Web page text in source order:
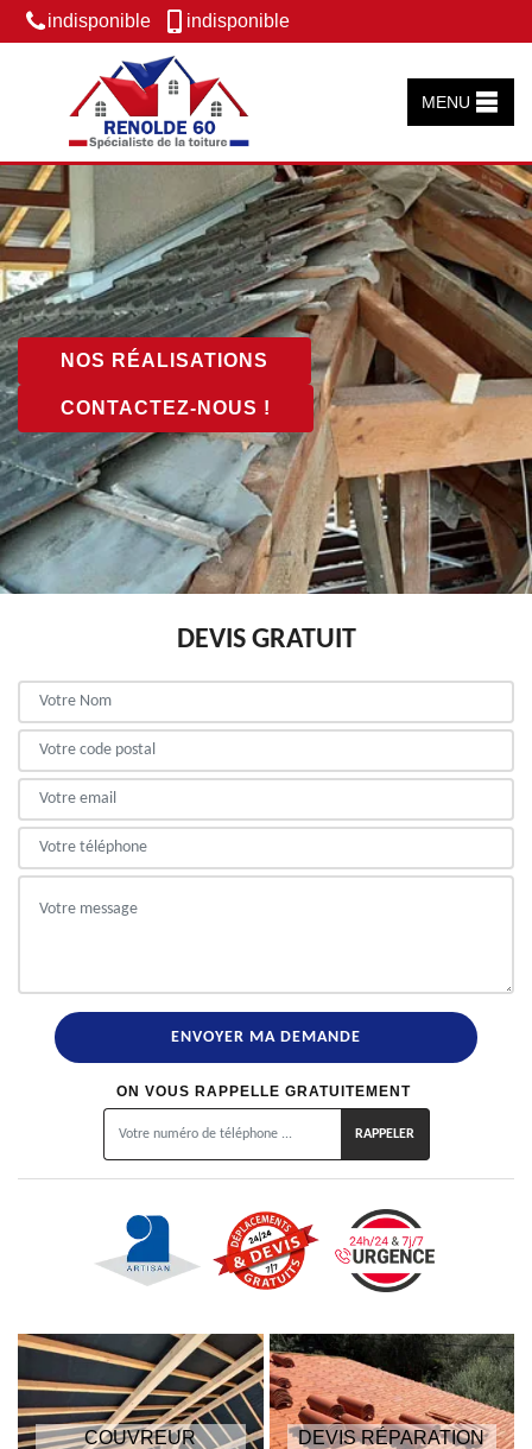
indisponible indisponible
MENU
NOS RÉALISATIONS
CONTACTEZ-NOUS !
DEVIS GRATUIT
ON VOUS RAPPELLE GRATUITEMENT
COUVREUR
DEVIS RÉPARATION